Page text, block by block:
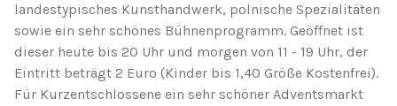
landestypisches Kunsthandwerk, polnische Spezialitäten
sowie ein sehr schönes Bühnenprogramm. Geöffnet ist
dieser heute bis 20 Uhr und morgen von 11 - 19 Uhr, der
Eintritt beträgt 2 Euro (Kinder bis 1,40 Größe Kostenfrei).
Für Kurzentschlossene ein sehr schöner Adventsmarkt